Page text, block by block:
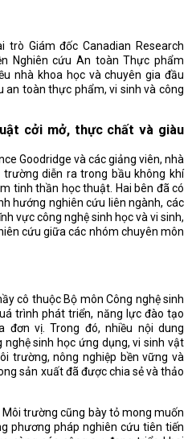
trò Giám đốc Canadian Research
Nghiên cứu An toàn Thực phẩm
nhà khoa học và chuyên gia đầu
an toàn thực phẩm, vi sinh và công
cởi mở, thực chất và giàu
Goodridge và các giảng viên, nhà
trường diễn ra trong bầu không khí
tinh thần học thuật. Hai bên đã có
hướng nghiên cứu liên ngành, các
vực công nghệ sinh học và vi sinh,
cứu giữa các nhóm chuyên môn
cô thuộc Bộ môn Công nghệ sinh
trình phát triển, năng lực đào tạo
đơn vị. Trong đó, nhiều nội dung
sinh học ứng dụng, vi sinh vật
trường, nông nghiệp bền vững và
sản xuất đã được chia sẻ và thảo
Môi trường cũng bày tỏ mong muốn
phương pháp nghiên cứu tiên tiến